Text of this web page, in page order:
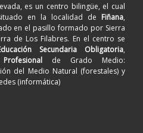
es un centro bilingüe, el cual
en la localidad de Fiñana,
en el pasillo formado por Sierra
de Los Filabres. En el centro se
Secundaria Obligatoria,
de Grado Medio:
del Medio Natural (forestales) y
(informática)